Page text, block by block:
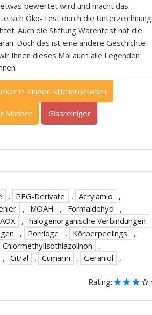
bewertet wird und macht das
sich Öko-Test durch die Unterzeichnung
Auch die Stiftung Warentest hat die
Doch das ist eine andere Geschichte.
Ihnen dieses Mal auch alle Legenden
in Kinder-Milchprodukten
Männer Glasreiniger
, PEG-Derivate , Acrylamid
,
, MOAH , Formaldehyd
,
AOX , halogenorganische Verbindungen
, Porridge , Körperpeelings
,
Chlormethylisothiazolinon
,
, Citral , Cumarin , Geraniol
,
Rating: